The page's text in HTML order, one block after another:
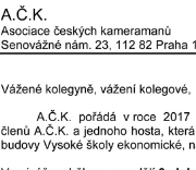
portál Asociace českých